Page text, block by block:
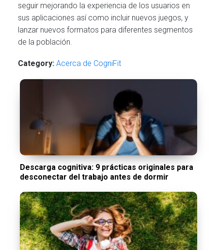
seguir mejorando la experiencia de los usuarios en
sus aplicaciones así como incluir nuevos juegos, y
lanzar nuevos formatos para diferentes segmentos
de la población.
Category: Acerca de CogniFit
Descarga cognitiva: 9 prácticas originales para
desconectar del trabajo antes de dormir